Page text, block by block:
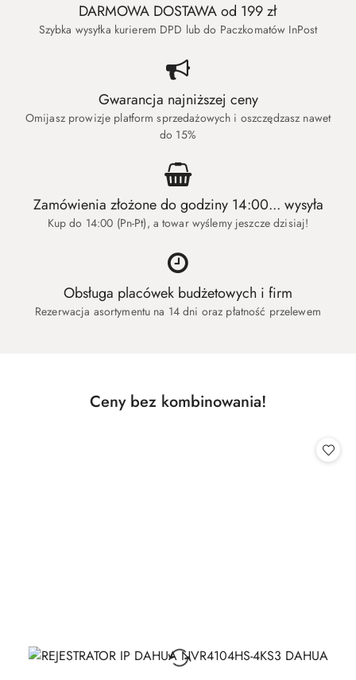
DARMOWA DOSTAWA od 199 zł
Szybka wysyłka kurierem DPD lub do Paczkomatów InPost
Gwarancja najniższej ceny
Omijasz prowizje platform sprzedażowych i oszczędzasz nawet
do 15%
Zamówienia złożone do godziny 14:00... wysyła
Kup do 14:00 (Pn-Pt), a towar wyślemy jeszcze dzisiaj!
Obsługa placówek budżetowych i firm
Rezerwacja asortymentu na 14 dni oraz płatność przelewem
Pomiń karuzelę produktów
Produkty
Ceny bez kombinowania!